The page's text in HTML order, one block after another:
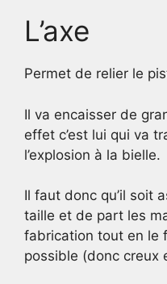
L’axe
Permet de relier le
Il va encaisser de
effet c’est lui qui va
l’explosion à la bielle.
Il faut donc qu’il soit
taille et de part les
fabrication tout en le
possible (donc creux